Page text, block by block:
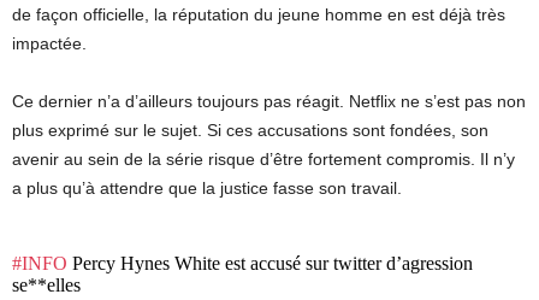
de façon officielle, la réputation du jeune homme en est déjà très
impactée.
Ce dernier n’a d’ailleurs toujours pas réagit. Netflix ne s’est pas non
plus exprimé sur le sujet. Si ces accusations sont fondées, son
avenir au sein de la série risque d’être fortement compromis. Il n’y
a plus qu’à attendre que la justice fasse son travail.
#INFO Percy Hynes White est accusé sur twitter d’agression
se**elles